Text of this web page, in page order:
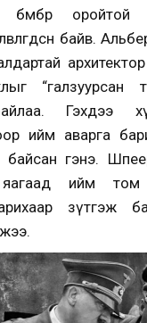
оройтой
байв.
архитектор
“галзуурсан
Гэхдээ
ийм аварга
байсан гэнэ.
яагаад ийм том
зүтгэж